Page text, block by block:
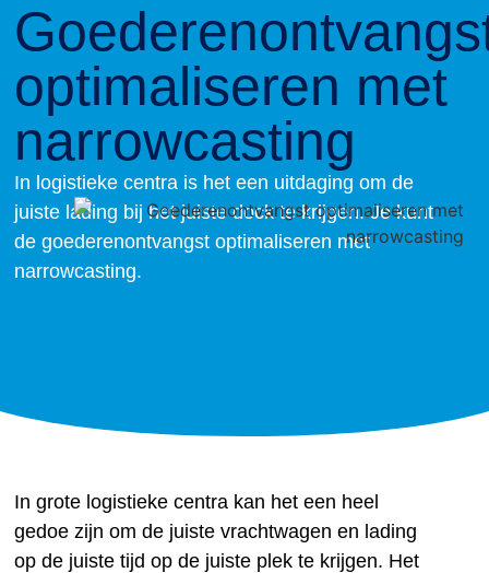
optimaliseren met
narrowcasting
In logistieke centra is het een uitdaging om de
juiste lading bij het juiste dock te krijgen. Je kunt
de goederenontvangst optimaliseren met
narrowcasting.
In grote logistieke centra kan het een heel
gedoe zijn om de juiste vrachtwagen en lading
op de juiste tijd op de juiste plek te krijgen. Het